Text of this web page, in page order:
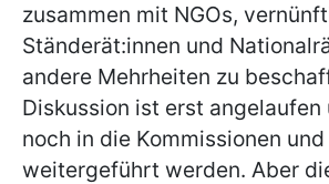
zusammen mit NGOs,
Ständerät:innen und
andere Mehrheiten zu
Diskussion ist erst angelaufen
noch in die Kommissionen
weitergeführt werden. Aber